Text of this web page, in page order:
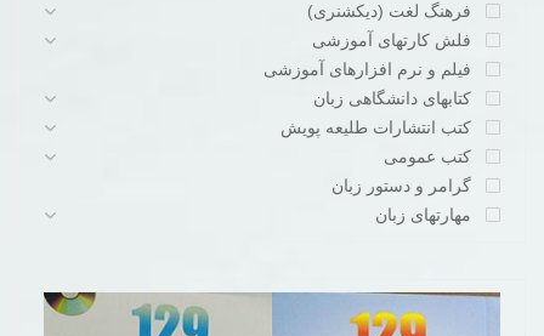
فرهنگ لغت (دیکشنری)
فلش کارتهای آموزشی
فیلم و نرم افزارهای آموزشی
کتابهای دانشگاهی زبان
کتب انتشارات طلیعه پویش
کتب عمومی
گرامر و دستور زبان
مهارتهای زبان